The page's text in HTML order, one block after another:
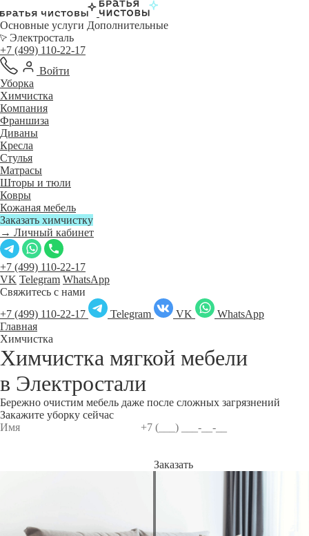
Основные услуги Дополнительные
Электросталь
+7 (499) 110-22-17
Войти
Уборка
Химчистка
Компания
Франшиза
Диваны
Кресла
Стулья
Матрасы
Шторы и тюли
Ковры
Кожаная мебель
Заказать химчистку
→ Личный кабинет
+7 (499) 110-22-17
VK Telegram WhatsApp
Свяжитесь с нами
+7 (499) 110-22-17
Telegram VK
WhatsApp
Главная
Химчистка
Химчистка мягкой мебели
в Электростали
Бережно очистим мебель даже после сложных загрязнений
Закажите уборку сейчас
Заказать